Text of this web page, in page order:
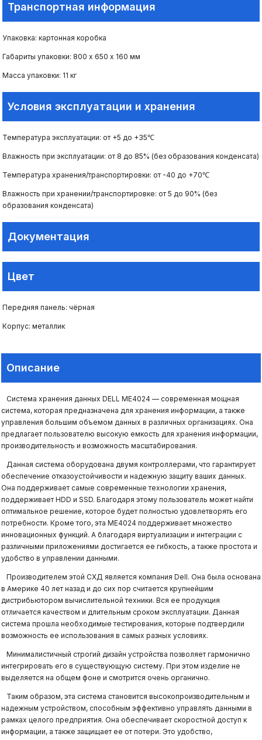
Транспортная информация
Упаковка: картонная коробка
Габариты упаковки: 800 х 650 х 160 мм
Масса упаковки: 11 кг
Условия эксплуатации и хранения
Температура эксплуатации: от +5 до +35℃
Влажность при эксплуатации: от 8 до 85% (без образования конденсата)
Температура хранения/транспортировки: от -40 до +70℃
Влажность при хранении/транспортировке: от 5 до 90% (без
образования конденсата)
Документация
Цвет
Передняя панель: чёрная
Корпус: металлик
Описание
Система хранения данных DELL ME4024 — современная мощная
система, которая предназначена для хранения информации, а также
управления большим объемом данных в различных организациях. Она
предлагает пользователю высокую емкость для хранения информации,
производительность и возможность масштабирования.
Данная система оборудована двумя контроллерами, что гарантирует
обеспечение отказоустойчивости и надежную защиту ваших данных.
Она поддерживает самые современные технологии хранения,
поддерживает HDD и SSD. Благодаря этому пользователь может найти
оптимальное решение, которое будет полностью удовлетворять его
потребности. Кроме того, эта ME4024 поддерживает множество
инновационных функций. А благодаря виртуализации и интеграции с
различными приложениями достигается ее гибкость, а также простота и
удобство в управлении данными.
Производителем этой СХД является компания Dell. Она была основана
в Америке 40 лет назад и до сих пор считается крупнейшим
дистрибьютором вычислительной техники. Вся ее продукция
отличается качеством и длительным сроком эксплуатации. Данная
система прошла необходимые тестирования, которые подтвердили
возможность ее использования в самых разных условиях.
Минималистичный строгий дизайн устройства позволяет гармонично
интегрировать его в существующую систему. При этом изделие не
выделяется на общем фоне и смотрится очень органично.
Таким образом, эта система становится высокопроизводительным и
надежным устройством, способным эффективно управлять данными в
рамках целого предприятия. Она обеспечивает скоростной доступ к
информации, а также защищает ее от потери. Это удобство,